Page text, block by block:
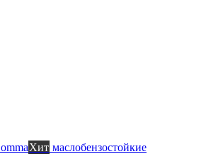
Хит маслобензостойкие